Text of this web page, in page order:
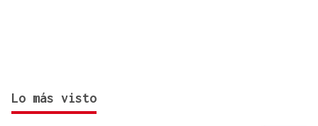
Lo más visto